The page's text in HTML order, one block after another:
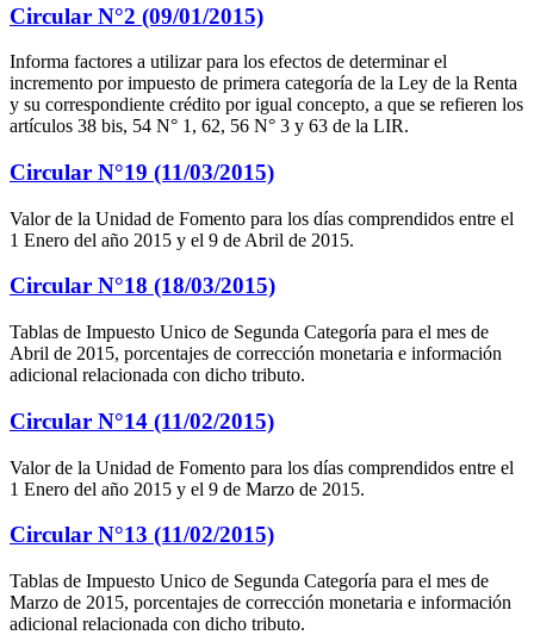
Circular N°2 (09/01/2015)
Informa factores a utilizar para los efectos de determinar el
incremento por impuesto de primera categoría de la Ley de la Renta
y su correspondiente crédito por igual concepto, a que se refieren los
artículos 38 bis, 54 N° 1, 62, 56 N° 3 y 63 de la LIR.
Circular N°19 (11/03/2015)
Valor de la Unidad de Fomento para los días comprendidos entre el
1 Enero del año 2015 y el 9 de Abril de 2015.
Circular N°18 (18/03/2015)
Tablas de Impuesto Unico de Segunda Categoría para el mes de
Abril de 2015, porcentajes de corrección monetaria e información
adicional relacionada con dicho tributo.
Circular N°14 (11/02/2015)
Valor de la Unidad de Fomento para los días comprendidos entre el
1 Enero del año 2015 y el 9 de Marzo de 2015.
Circular N°13 (11/02/2015)
Tablas de Impuesto Unico de Segunda Categoría para el mes de
Marzo de 2015, porcentajes de corrección monetaria e información
adicional relacionada con dicho tributo.